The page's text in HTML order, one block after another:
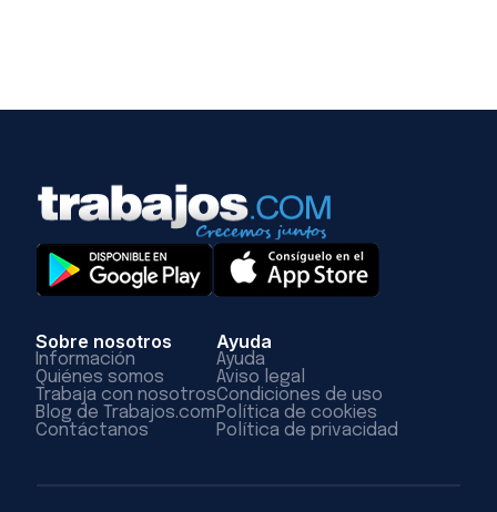
Sobre nosotros
Información
Quiénes somos
Trabaja con nosotros
Blog de Trabajos.com
Contáctanos
Ayuda
Ayuda
Aviso legal
Condiciones de uso
Política de cookies
Política de privacidad